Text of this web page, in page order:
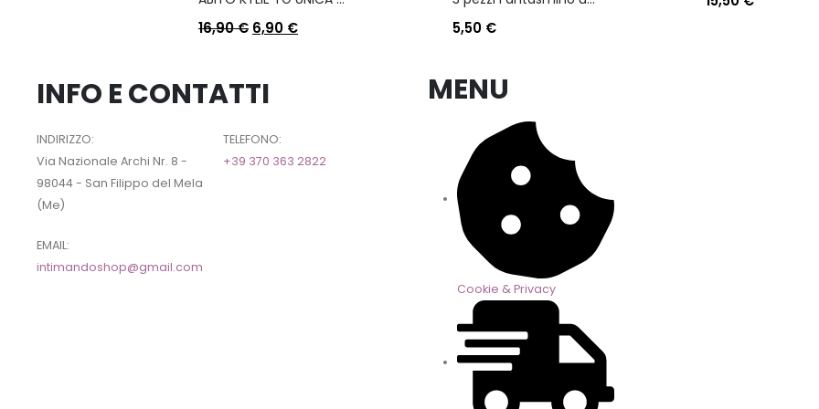
16,90€ 6,90 € 5,50 €
INFO E CONTATTI
INDIRIZZO:
Via Nazionale Archi Nr. 8 -
98044 - San Filippo del Mela
(Me)
TELEFONO:
+39 370 363 2822
EMAIL:
intimandoshop@gmail.com
MENU
Cookie & Privacy